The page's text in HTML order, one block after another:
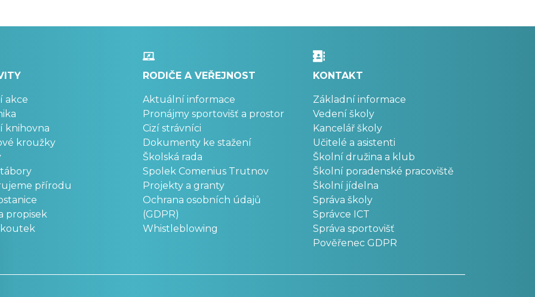
akce
knihovna
kroužky
přírodu
propisek
RODIČE A VEŘEJNOST
Aktuální informace
Pronájmy sportovišť a prostor
Cizí strávníci
Dokumenty ke stažení
Školská rada
Spolek Comenius Trutnov
Projekty a granty
Ochrana osobních údajů
(GDPR)
Whistleblowing
KONTAKT
Základní informace
Vedení školy
Kancelář školy
Učitelé a asistenti
Školní družina a klub
Školní poradenské pracoviště
Školní jídelna
Správa školy
Správce ICT
Správa sportovišť
Pověřenec GDPR